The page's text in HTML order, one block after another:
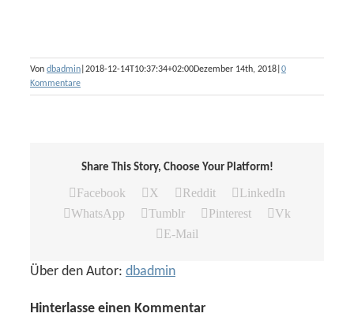
Von dbadmin 2018-12-14T10:37:34+02:00Dezember 14th, 2018 0
Kommentare
Share This Story, Choose Your Platform!
Facebook X Reddit
LinkedIn
WhatsApp
Tumblr Pinterest
Vk
E-Mail
Über den Autor: dbadmin
Hinterlasse einen Kommentar